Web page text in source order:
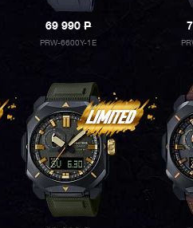
69 990P
PRW-6600Y-1E